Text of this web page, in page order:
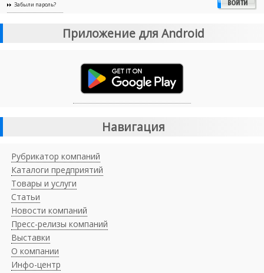
Забыли пароль?
Приложение для Android
Навигация
Рубрикатор компаний
Каталоги предприятий
Товары и услуги
Статьи
Новости компаний
Пресс-релизы компаний
Выставки
О компании
Инфо-центр